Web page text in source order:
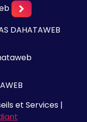
DAHATAWEB
et Services |